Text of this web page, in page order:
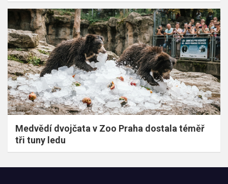
Medvědí dvojčata v Zoo Praha dostala téměř
tři tuny ledu